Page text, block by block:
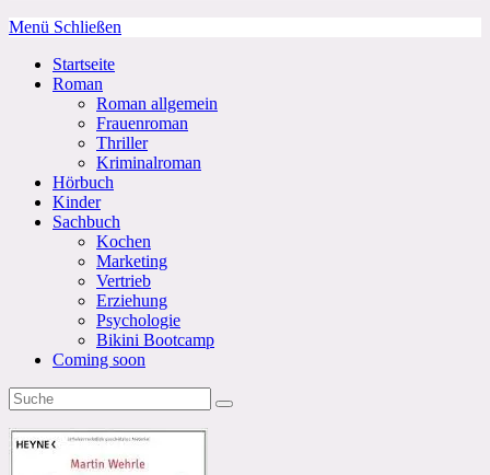
Menü Schließen
Startseite
Roman
Roman allgemein
Frauenroman
Thriller
Kriminalroman
Hörbuch
Kinder
Sachbuch
Kochen
Marketing
Vertrieb
Erziehung
Psychologie
Bikini Bootcamp
Coming soon